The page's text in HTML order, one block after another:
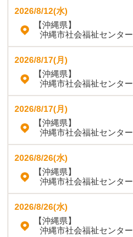
2026/8/12(水)
【沖縄県】
沖縄市社会福祉センター
2026/8/17(月)
【沖縄県】
沖縄市社会福祉センター
2026/8/17(月)
【沖縄県】
沖縄市社会福祉センター
2026/8/26(水)
【沖縄県】
沖縄市社会福祉センター
2026/8/26(水)
【沖縄県】
沖縄市社会福祉センター